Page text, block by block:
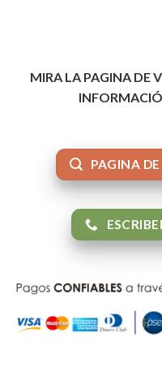
MIRA LA PAGINA DE
PAGINA